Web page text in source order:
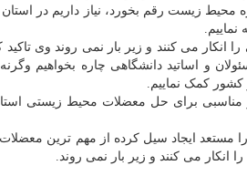
محیط زیست رقم بخورد، نیاز داریم در
می کنند و زیر بار نمی روند وی تاکید
و اساتید دانشگاهی چاره بخواهیم
کشور کمک نماییم.
برای حل معضلات محیط زیستی
مستعد ایجاد سیل کرده از مهم ترین
انکار می کنند و زیر بار نمی روند.